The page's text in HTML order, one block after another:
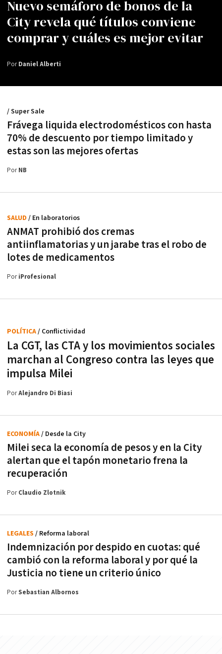
Nuevo semáforo de bonos de la
City revela qué títulos conviene
comprar y cuáles es mejor evitar
PorDaniel Alberti
Frávega liquida electrodomésticos con hasta
70% de descuento por tiempo limitado y
estas son las mejores ofertas
/ Super Sale
PorNB
ANMAT prohibió dos cremas
antiinflamatorias y un jarabe tras el robo de
lotes de medicamentos
SALUD / En laboratorios
PoriProfesional
La CGT, las CTA y los movimientos sociales
marchan al Congreso contra las leyes que
impulsa Milei
POLÍTICA/ Conflictividad
PorAlejandro Di Biasi
Milei seca la economía de pesos y en la City
alertan que el tapón monetario frena la
recuperación
ECONOMÍA/ Desde la City
PorClaudio Zlotnik
Indemnización por despido en cuotas: qué
cambió con la reforma laboral y por qué la
Justicia no tiene un criterio único
LEGALES / Reforma laboral
PorSebastian Albornos